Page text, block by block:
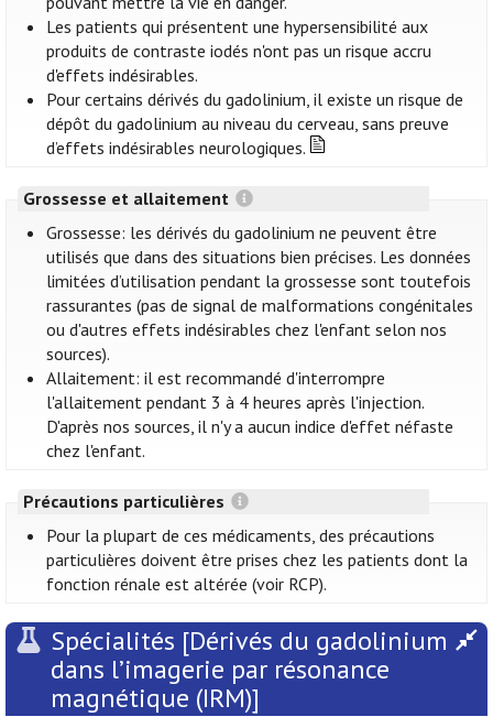
Les patients qui présentent une hypersensibilité aux
produits de contraste iodés n'ont pas un risque accru
d'effets indésirables.
Pour certains dérivés du gadolinium, il existe un risque de
dépôt du gadolinium au niveau du cerveau, sans preuve
d’effets indésirables neurologiques.
Grossesse et allaitement
Grossesse: les dérivés du gadolinium ne peuvent être
utilisés que dans des situations bien précises. Les données
limitées d’utilisation pendant la grossesse sont toutefois
rassurantes (pas de signal de malformations congénitales
ou d'autres effets indésirables chez l'enfant selon nos
sources).
Allaitement: il est recommandé d'interrompre
l'allaitement pendant 3 à 4 heures après l'injection.
D'après nos sources, il n'y a aucun indice d'effet néfaste
chez l'enfant.
Précautions particulières
Pour la plupart de ces médicaments, des précautions
particulières doivent être prises chez les patients dont la
fonction rénale est altérée (voir RCP).
Spécialités [Dérivés du gadolinium
dans l’imagerie par résonance
magnétique (IRM)]